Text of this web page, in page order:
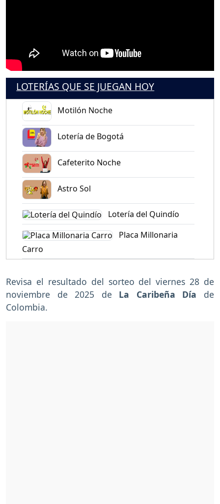
LOTERÍAS QUE SE JUEGAN HOY
Motilón Noche
Lotería de Bogotá
Cafeterito Noche
Astro Sol
Lotería del Quindío
Placa Millonaria
Carro
Revisa el resultado del sorteo del viernes 28 de
noviembre de 2025 de La Caribeña Día de
Colombia.